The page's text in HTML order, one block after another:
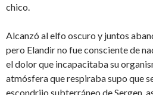
chico.
Alcanzó al elfo oscuro y juntos
pero Elandir no fue consciente de
el dolor que incapacitaba su
atmósfera que respiraba supo que
escondrijo subterráneo de Sergen,